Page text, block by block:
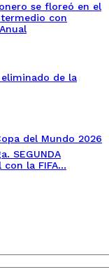
se floreó en el
con
de la
del Mundo 2026
SEGUNDA
con la FIFA…